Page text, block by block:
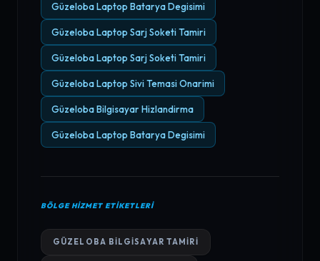
Güzeloba Laptop Batarya Degisimi
Güzeloba Laptop Sarj Soketi Tamiri
Güzeloba Laptop Sarj Soketi Tamiri
Güzeloba Laptop Sivi Temasi Onarimi
Güzeloba Bilgisayar Hizlandirma
Güzeloba Laptop Batarya Degisimi
BÖLGE HIZMET ETIKETLERI
GÜZELOBA BILGISAYAR TAMIRI